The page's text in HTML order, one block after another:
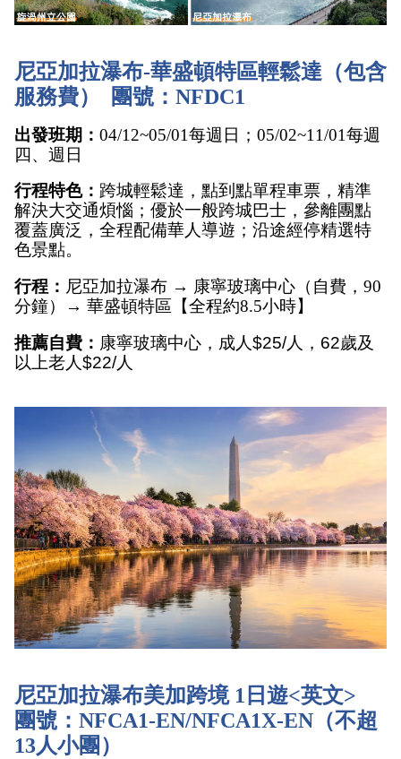
尼亞加拉瀑布-華盛頓特區輕鬆達（包含
服務費）  團號：NFDC1
出發班期： 04/12~05/01每週日；05/02~11/01每週
四、週日
行程特色： 跨城輕鬆達，點到點單程車票，精準
解決大交通煩惱；優於一般跨城巴士，參離團點
覆蓋廣泛，全程配備華人導遊；沿途經停精選特
色景點。
行程： 尼亞加拉瀑布 → 康寧玻璃中心（自費，90
分鐘）→ 華盛頓特區【全程約8.5小時】
推薦自費： 康寧玻璃中心， 成人$25/人，62歲及
以上老人$22/人
尼亞加拉瀑布美加跨境 1日遊<英文>
團號：NFCA1-EN/NFCA1X-EN（不超
13人小團）